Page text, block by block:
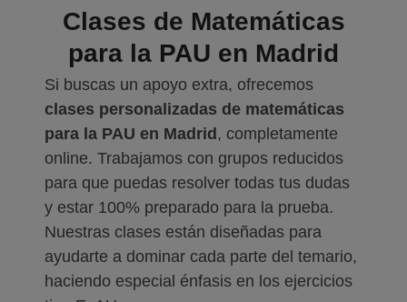
Clases de Matemáticas
para la PAU en Madrid
Si buscas un apoyo extra, ofrecemos
clases personalizadas de matemáticas
para la PAU en Madrid , completamente
online. Trabajamos con grupos reducidos
para que puedas resolver todas tus dudas
y estar 100% preparado para la prueba.
Nuestras clases están diseñadas para
ayudarte a dominar cada parte del temario,
haciendo especial énfasis en los ejercicios